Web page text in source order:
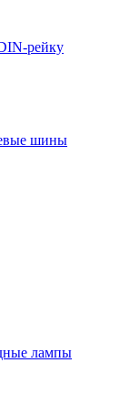
рейку
шины
лампы